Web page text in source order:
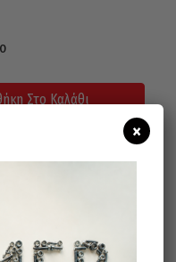
Στο Καλάθι
×